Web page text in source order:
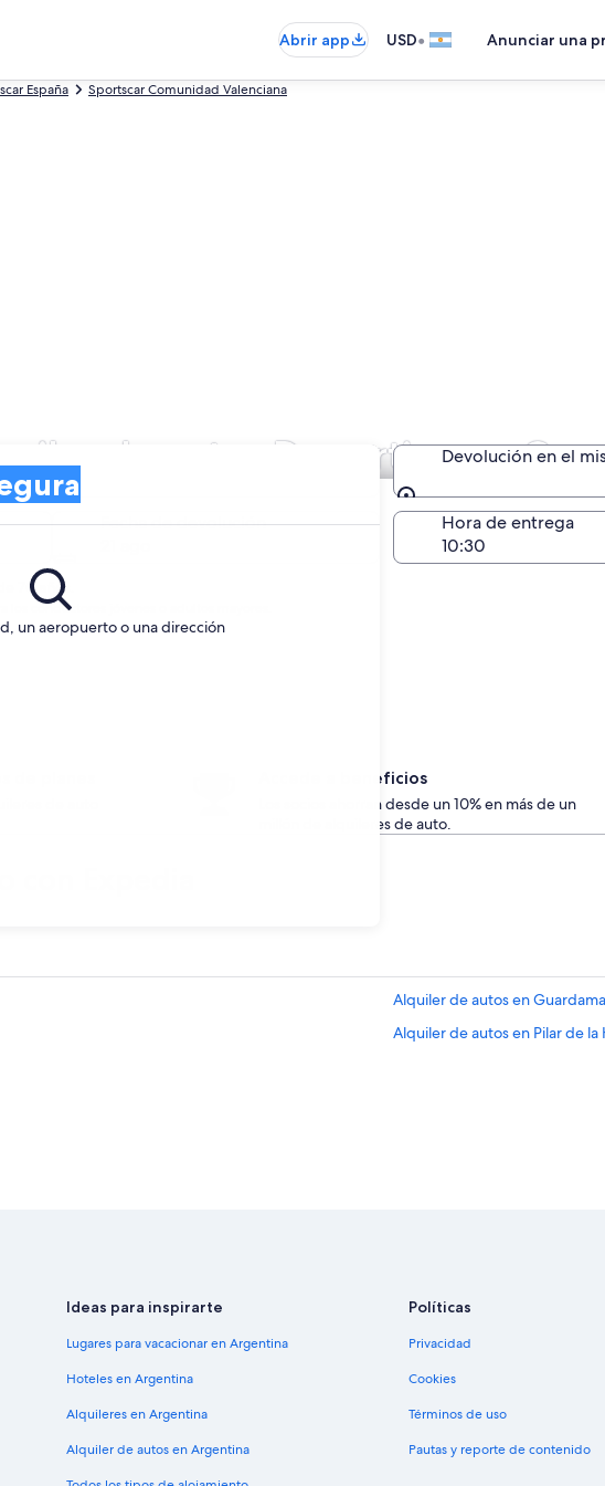
Abrir app USD• Anunciar una
España Sportscar Comunidad Valenciana
de autos Deportivo en
un aeropuerto o una dirección
Devolución en el
Devolución en el
Fecha de devolución
Hora de entrega
70 años.
los conductores jóvenes o adultos mayores.
Accede a beneficios
Los socios ahorran desde un 10% en más de un
millón de alquileres de auto.
Alquiler de autos en
Alquiler de autos en Pilar de la
Ideas para inspirarte
Lugares para vacacionar en Argentina
Hoteles en Argentina
Alquileres en Argentina
Alquiler de autos en Argentina
Políticas
Privacidad
Cookies
Términos de uso
Pautas y reporte de contenido